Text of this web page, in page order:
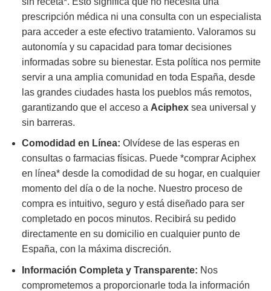
prescripción médica ni una consulta con un especialista
para acceder a este efectivo tratamiento. Valoramos su
autonomía y su capacidad para tomar decisiones
informadas sobre su bienestar. Esta política nos permite
servir a una amplia comunidad en toda España, desde
las grandes ciudades hasta los pueblos más remotos,
garantizando que el acceso a Aciphexsea universal y
sin barreras.
Comodidad en Línea: Olvídese de las esperas en
consultas o farmacias físicas. Puede *comprar Aciphex
en línea* desde la comodidad de su hogar, en cualquier
momento del día o de la noche. Nuestro proceso de
compra es intuitivo, seguro y está diseñado para ser
completado en pocos minutos. Recibirá su pedido
directamente en su domicilio en cualquier punto de
España, con la máxima discreción.
Información Completa y Transparente: Nos
comprometemos a proporcionarle toda la información